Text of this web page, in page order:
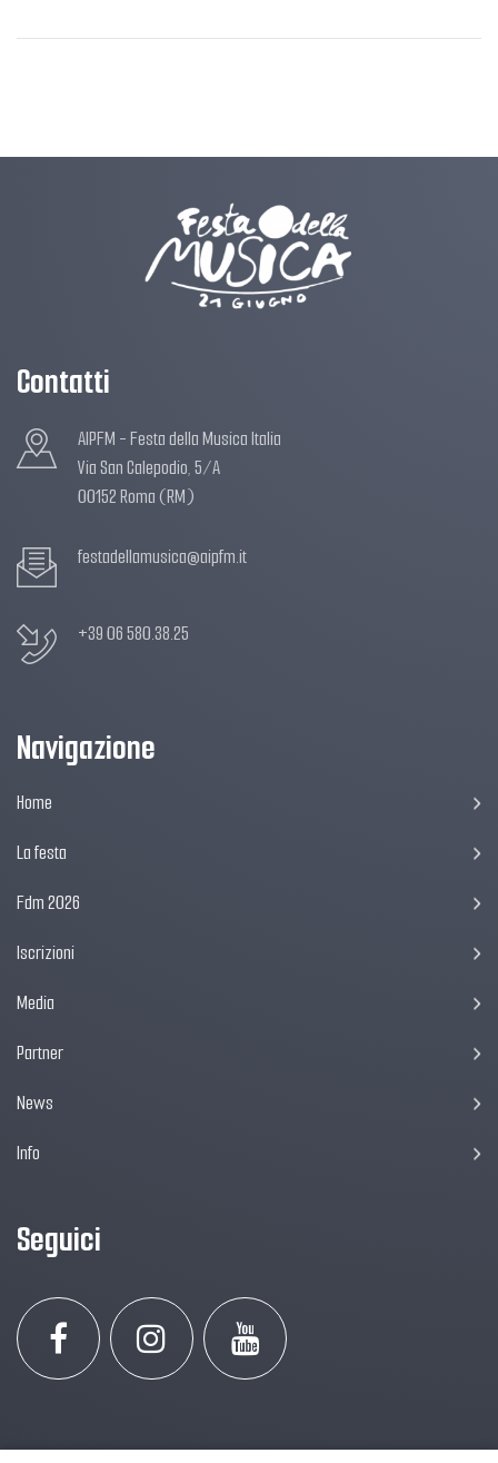
Contatti
AIPFM - Festa della Musica Italia
Via San Calepodio, 5/A
00152 Roma (RM)
festadellamusica@aipfm.it
+39 06 580.38.25
Navigazione
Home
La festa
Fdm 2026
Iscrizioni
Media
Partner
News
Info
Seguici